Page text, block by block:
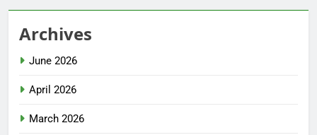
Archives
June 2026
April 2026
March 2026